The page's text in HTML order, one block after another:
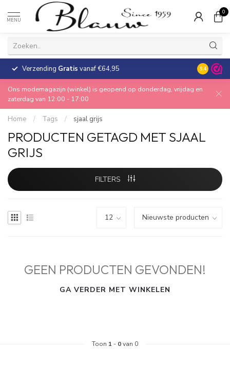
MENU
0
Verzending Gratis vanaf €64,95 30 dagen
9.4
Ons modemagazijn (winkel) is geopend op donderdag, vrijdag en
zaterdag van 12:00 - 17:00
Home / Tags / sjaal grijs
PRODUCTEN GETAGD MET SJAAL
GRIJS
FILTERS
GEEN PRODUCTEN GEVONDEN!
GA VERDER MET WINKELEN
Toon 1 - 0van 0